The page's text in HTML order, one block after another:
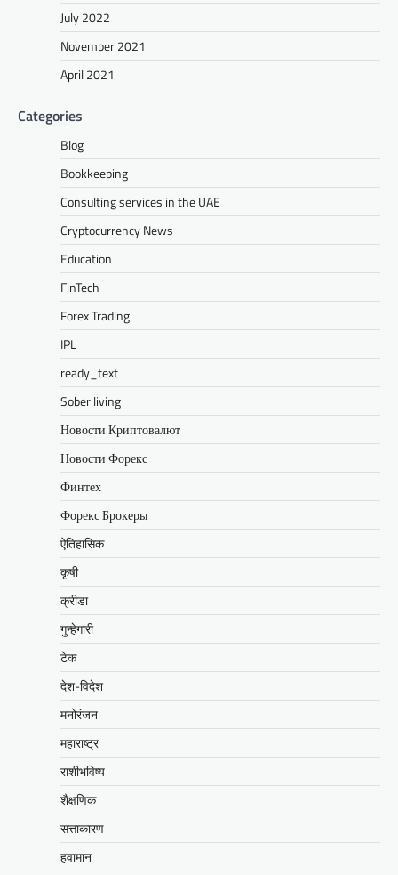
July 2022
November 2021
April 2021
Categories
Blog
Bookkeeping
Consulting services in the UAE
Cryptocurrency News
Education
FinTech
Forex Trading
IPL
ready_text
Sober living
Новости Криптовалют
Новости Форекс
Финтех
Форекс Брокеры
ऐतिहासिक
कृषी
क्रीडा
गुन्हेगारी
टेक
देश-विदेश
मनोरंजन
महाराष्ट्र
राशीभविष्य
शैक्षणिक
सत्ताकारण
हवामान